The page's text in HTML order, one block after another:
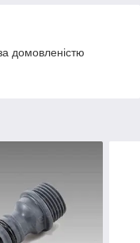
домовленістю